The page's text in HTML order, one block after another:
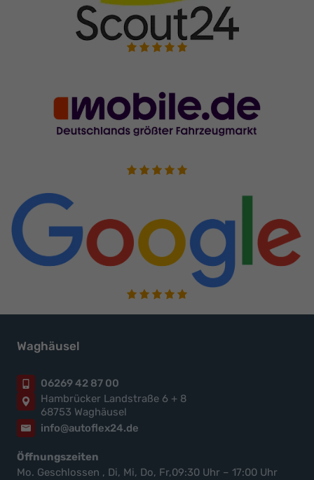
Waghäusel
06269 42 87 00
Hambrücker Landstraße 6 + 8
68753 Waghäusel
info@autoflex24.de
Öffnungszeiten
Mo. Geschlossen , Di, Mi, Do, Fr,09:30 Uhr – 17:00 Uhr